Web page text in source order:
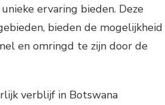
ervaring bieden. Deze
bieden de mogelijkheid
en omringd te zijn door de
verblijf in Botswana